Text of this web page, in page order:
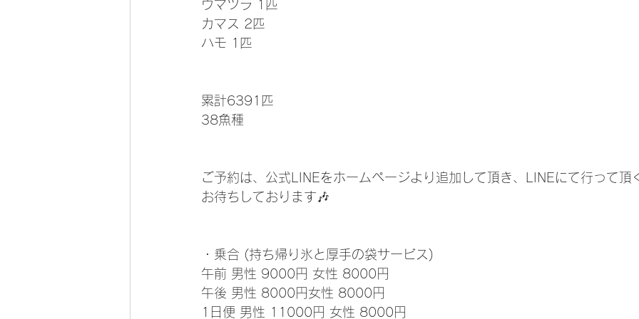
ウマヅラ 1匹
カマス 2匹
ハモ 1匹
累計6391匹
38魚種
ご予約は、公式LINEをホームページより追加して頂き、LINEにて行って頂
お待ちしております🎶
・乗合 (持ち帰り氷と厚手の袋サービス)
午前 男性 9000円 女性 8000円
午後 男性 8000円女性 8000円
1日便 男性 11000円 女性 8000円